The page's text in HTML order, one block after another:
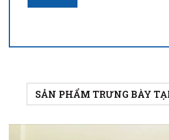
SẢN PHẨM TRƯNG BÀY